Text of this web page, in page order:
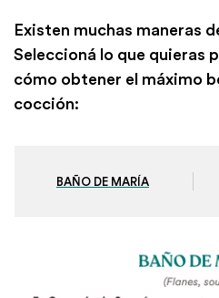
Existen muchas maneras
Seleccioná lo que quieras
cómo obtener el máximo
cocción:
BAÑO DE MARÍA